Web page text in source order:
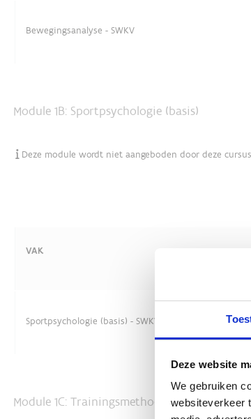
Deze website
We gebruiken
websiteverkeer